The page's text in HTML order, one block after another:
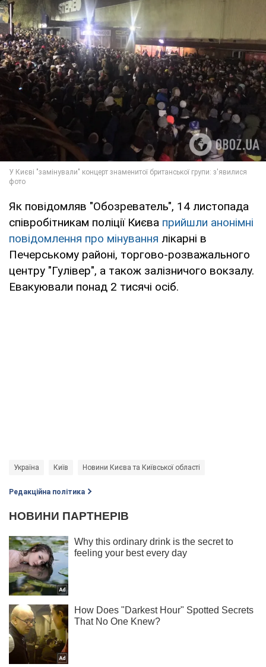
Як повідомляв "Обозреватель", 14 листопада
співробітникам поліції Києва прийшли анонімні
повідомлення про мінування лікарні в
Печерському районі, торгово-розважального
центру "Гулівер", а також залізничого вокзалу.
Евакуювали понад 2 тисячі осіб.
Україна Київ Новини Києва та Київської області
Редакційна політика